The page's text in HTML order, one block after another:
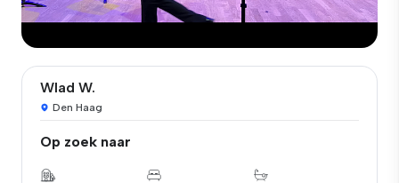
Wlad W.
Den Haag
Op zoek naar